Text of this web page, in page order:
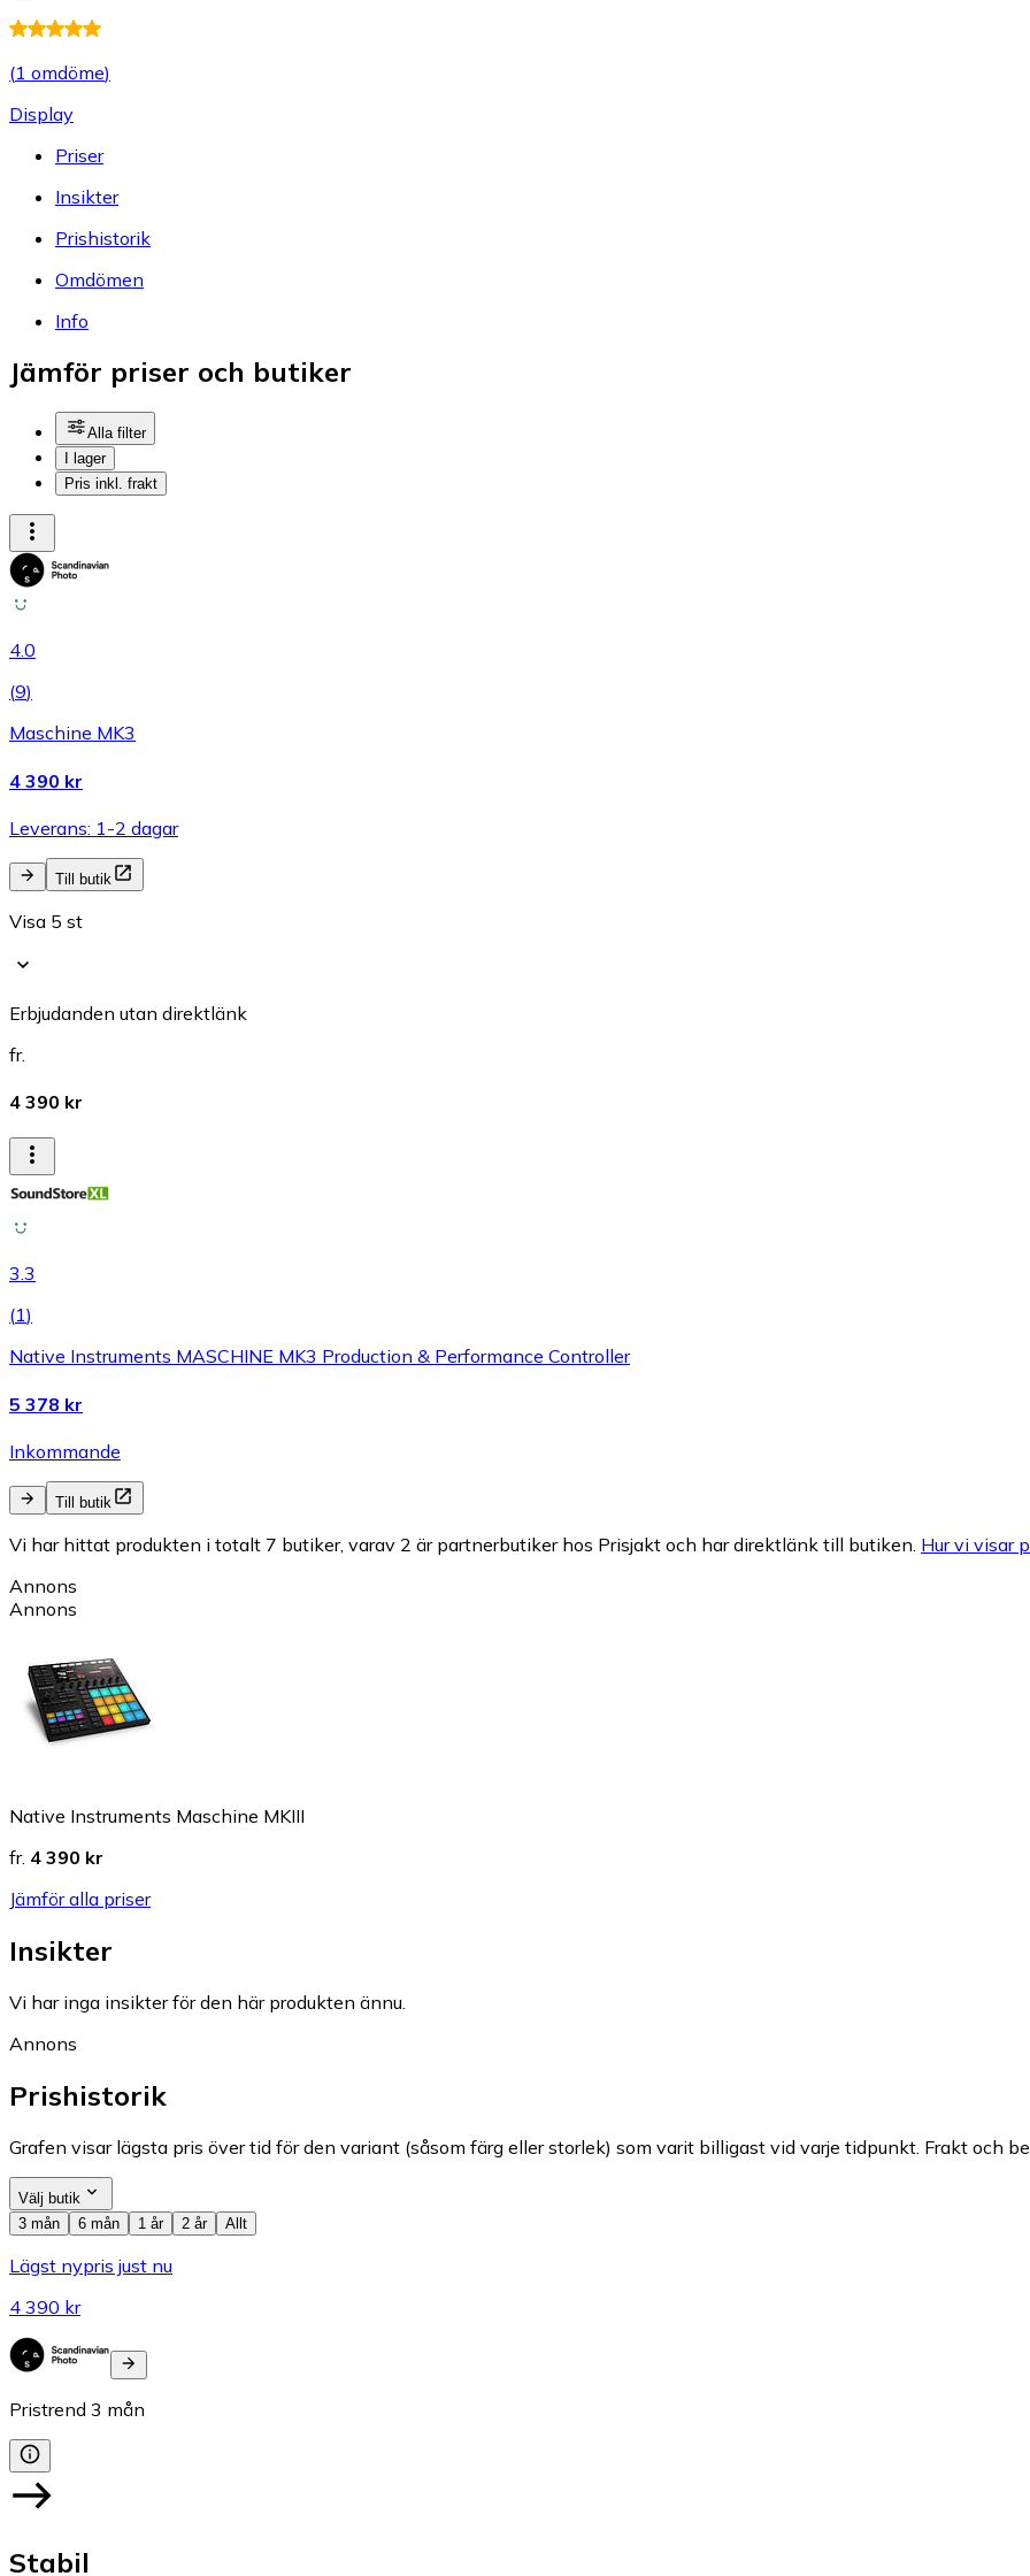
(1 omdöme)
Display
Priser
Insikter
Prishistorik
Omdömen
Info
Jämför priser och butiker
Alla filter
I lager
Pris inkl. frakt
4.0
(9)
Maschine MK3
4 390 kr
Leverans: 1-2 dagar
Till butik
Visa 5 st
Erbjudanden utan direktlänk
fr.
4 390 kr
3.3
(1)
Native Instruments MASCHINE MK3 Production & Performance Controller
5 378 kr
Inkommande
Till butik
Vi har hittat produkten i totalt 7 butiker, varav 2 är partnerbutiker hos Prisjakt och har direktlänk till butiken. Hur vi visar
Annons
Annons
Native Instruments Maschine MKIII
fr. 4 390 kr
Jämför alla priser
Insikter
Vi har inga insikter för den här produkten ännu.
Annons
Prishistorik
Grafen visar lägsta pris över tid för den variant (såsom färg eller storlek) som varit billigast vid varje tidpunkt. Frakt och
Välj butik
3 mån
6 mån 1 år 2 år Allt
Lägst nypris just nu
4 390 kr
Pristrend 3 mån
Stabil